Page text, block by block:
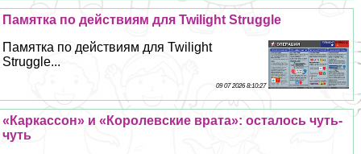
Памятка по действиям для Twilight Struggle
Памятка по действиям для Twilight
Struggle...
09 07 2026 8:10:27
«Каркассон» и «Королевские врата»: осталось чуть-
чуть